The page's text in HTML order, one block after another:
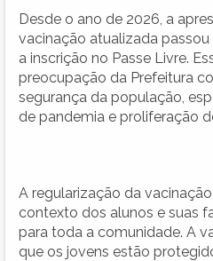
Desde o ano de 2026, a
vacinação atualizada passou
a inscrição no Passe Livre.
preocupação da Prefeitura
segurança da população,
de pandemia e proliferação
A regularização da
contexto dos alunos e suas
para toda a comunidade. A
que os jovens estão